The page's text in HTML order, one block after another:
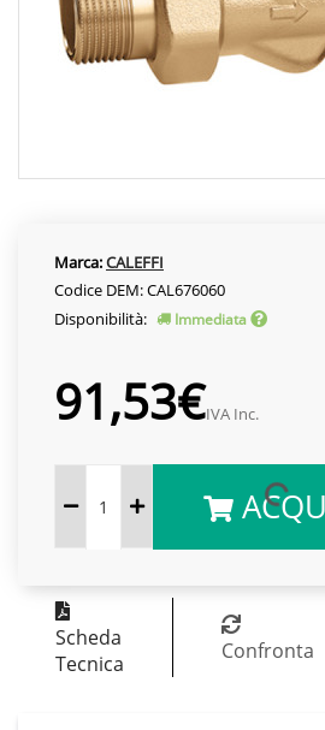
Marca:CALEFFI
Codice DEM: CAL676060
Disponibilità:
Immediata
91,53€IVA Inc.
Scheda
Tecnica
Confronta